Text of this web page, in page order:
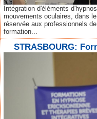
Intégration d'éléments
mouvements oculaires, dans
réservée aux professionnels
formation...
STRASBOURG: